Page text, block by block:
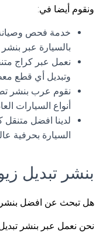
ونقوم أيضا في:
خدمة فحص وصيانة
بالسيارة عبر
نعمل عبر كراج
وتبديل أي قطع
نقوم عرب بنشر
أنواع السيارات
لدينا افضل
السيارة بحرفية
بنشر تبديل
هل تبحث عن افضل بنشر
نحن نعمل عبر بنشر